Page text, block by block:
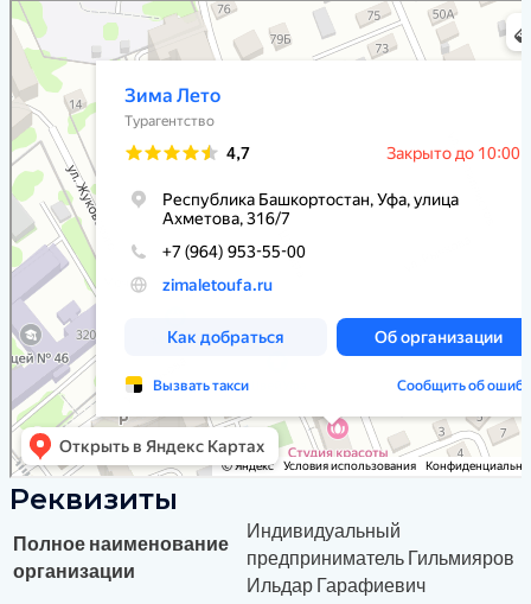
Зима Лето
Турагентство в Уфе
Реквизиты
Полное наименование
организации
Индивидуальный
предприниматель Гильмияров
Ильдар Гарафиевич